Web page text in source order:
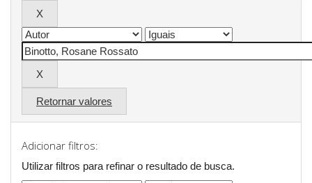
Retornar valores
Adicionar filtros:
Utilizar filtros para refinar o resultado de busca.